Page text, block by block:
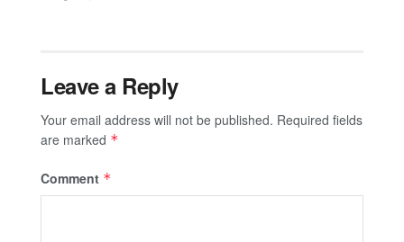
Leave a Reply
Your email address will not be published. Required fields
are marked *
Comment *